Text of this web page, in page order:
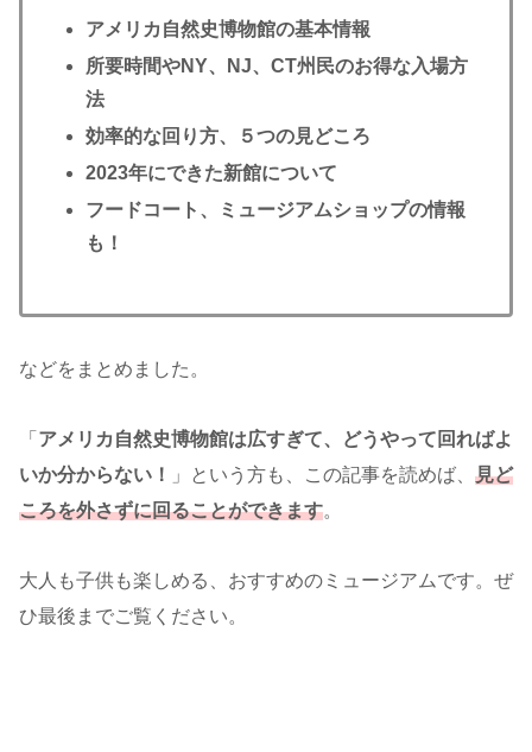
アメリカ自然史博物館の基本情報
所要時間やNY、NJ、CT州民のお得な入場方
法
効率的な回り方、５つの見どころ
2023年にできた新館について
フードコート、ミュージアムショップの情報
も！
などをまとめました。
「 アメリカ自然史博物館は広すぎて、どうやって回ればよ
いか分からない！
」という方も、この記事を読めば、 見ど
ころを外さずに回ることができます。
大人も子供も楽しめる、おすすめのミュージアムです。ぜ
ひ最後までご覧ください。